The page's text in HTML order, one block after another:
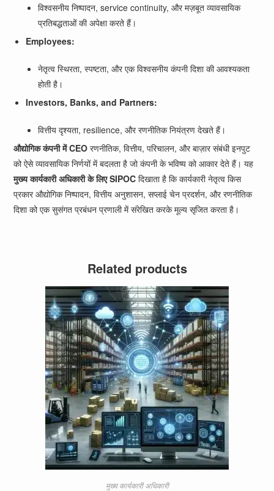
विश्वसनीय निष्पादन, service continuity, और मज़बूत व्यावसायिक
प्रतिबद्धताओं की अपेक्षा करते हैं।
Employees:
नेतृत्व स्थिरता, स्पष्टता, और एक विश्वसनीय कंपनी दिशा की आवश्यकता
होती है।
Investors, Banks, and Partners:
वित्तीय दृश्यता, resilience, और रणनीतिक नियंत्रण देखते हैं।
औद्योगिक कंपनी में CEO रणनीतिक, वित्तीय, परिचालन, और बाज़ार संबंधी इनपुट
को ऐसे व्यावसायिक निर्णयों में बदलता है जो कंपनी के भविष्य को आकार देते हैं। यह
मुख्य कार्यकारी अधिकारी के लिए SIPOC दिखाता है कि कार्यकारी नेतृत्व किस
प्रकार औद्योगिक निष्पादन, वित्तीय अनुशासन, सप्लाई चेन प्रदर्शन, और रणनीतिक
दिशा को एक सुसंगत प्रबंधन प्रणाली में संरेखित करके मूल्य सृजित करता है।
Related products
मुख्य कार्यकारी अधिकारी